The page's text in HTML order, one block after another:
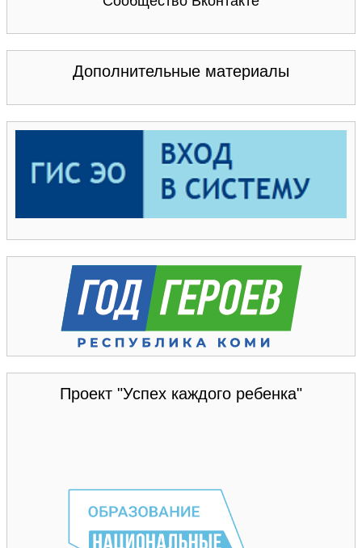
Дополнительные материалы
Проект "Успех каждого ребенка"